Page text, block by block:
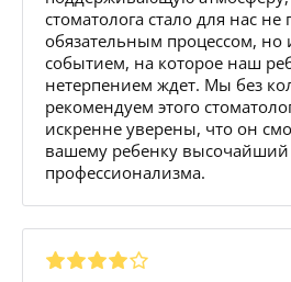
стоматолога стало для нас не
обязательным процессом,
событием, на которое наш
нетерпением ждет. Мы без
рекомендуем этого
искренне уверены, что он
вашему ребенку высочайший
профессионализма.